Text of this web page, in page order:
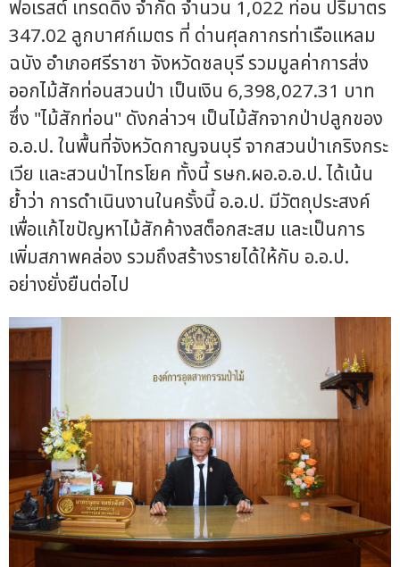
ฟอเรสต์ เทรดดิ้ง จำกัด จำนวน 1,022 ท่อน ปริมาตร
347.02 ลูกบาศก์เมตร ที่ ด่านศุลกากรท่าเรือแหลม
ฉบัง อำเภอศรีราชา จังหวัดชลบุรี รวมมูลค่าการส่ง
ออกไม้สักท่อนสวนป่า เป็นเงิน 6,398,027.31 บาท
ซึ่ง "ไม้สักท่อน" ดังกล่าวฯ เป็นไม้สักจากป่าปลูกของ
อ.อ.ป. ในพื้นที่จังหวัดกาญจนบุรี จากสวนป่าเกริงกระ
เวีย และสวนป่าไทรโยค ทั้งนี้ รษก.ผอ.อ.อ.ป. ได้เน้น
ย้ำว่า การดำเนินงานในครั้งนี้ อ.อ.ป. มีวัตถุประสงค์
เพื่อแก้ไขปัญหาไม้สักค้างสต็อกสะสม และเป็นการ
เพิ่มสภาพคล่อง รวมถึงสร้างรายได้ให้กับ อ.อ.ป.
อย่างยั่งยืนต่อไป